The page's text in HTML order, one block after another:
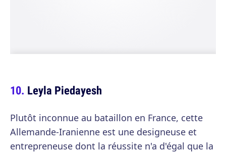
Leyla Piedayesh
Plutôt inconnue au bataillon en France, cette
Allemande-Iranienne est une designeuse et
entrepreneuse dont la réussite n'a d'égal que la